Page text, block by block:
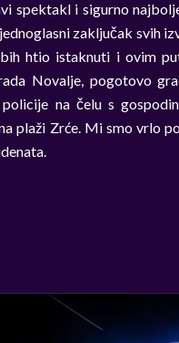
spektakl i sigurno
zaključak svih
htio istaknuti i ovim
Novalje, pogotovo
na čelu s
plaži Zrće. Mi smo vrlo